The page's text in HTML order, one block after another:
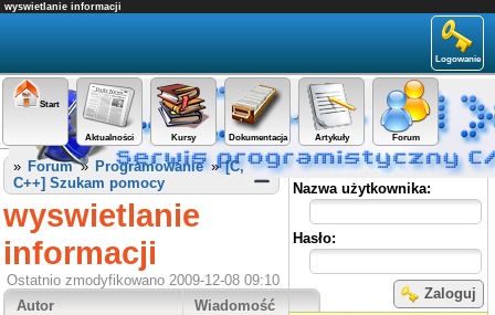
wyswietlanie informacji
Logowanie
Start
Aktualności Kursy Dokumentacja Artykuły Forum
Panel użytkownika
Nazwa użytkownika:
Hasło:
Zaloguj
» Forum» Programowanie»[C,
C++] Szukam pomocy
wyswietlanie
informacji
Ostatnio zmodyfikowano 2009-12-08 09:10
Autor
Wiadomość